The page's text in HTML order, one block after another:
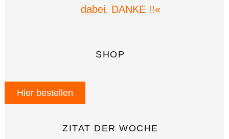
dabei. DANKE !!«
SHOP
Hier bestellen
ZITAT DER WOCHE